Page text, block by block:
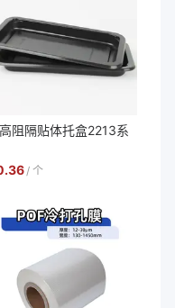
阻隔贴体托盒2213系
/ 个